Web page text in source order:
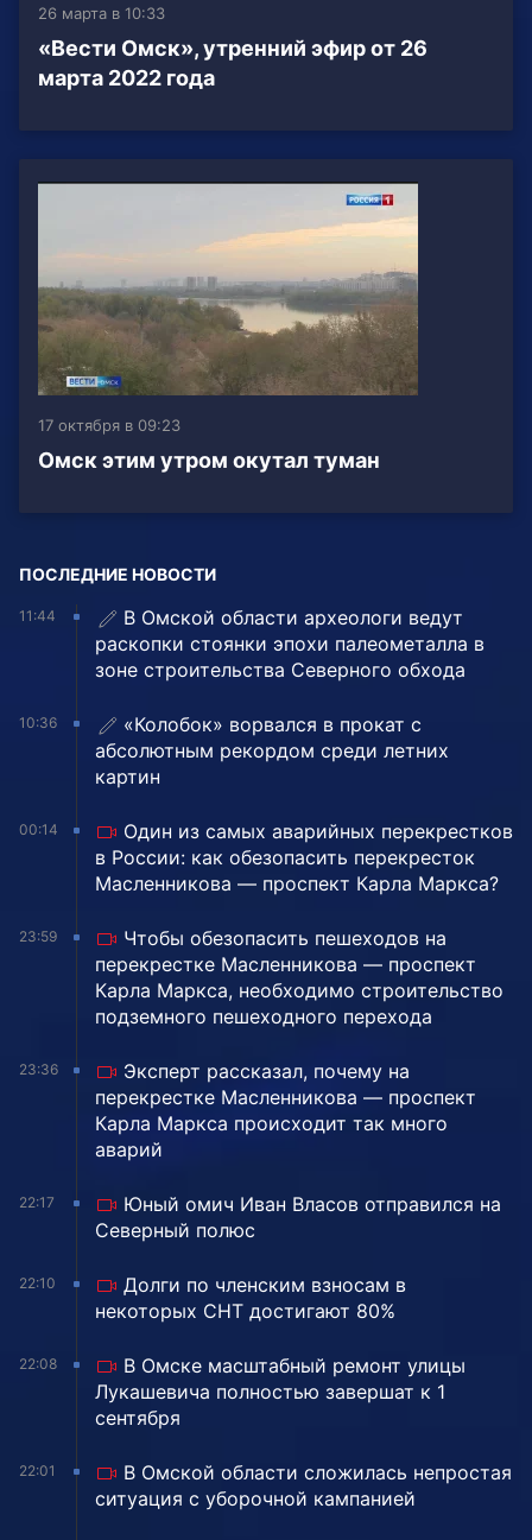
26 марта в 10:33
«Вести Омск», утренний эфир от 26
марта 2022 года
17 октября в 09:23
Омск этим утром окутал туман
ПОСЛЕДНИЕ НОВОСТИ
11:44
В Омской области археологи ведут
раскопки стоянки эпохи палеометалла в
зоне строительства Северного обхода
10:36
«Колобок» ворвался в прокат с
абсолютным рекордом среди летних
картин
00:14
Один из самых аварийных перекрестков
в России: как обезопасить перекресток
Масленникова — проспект Карла Маркса?
23:59
Чтобы обезопасить пешеходов на
перекрестке Масленникова — проспект
Карла Маркса, необходимо строительство
подземного пешеходного перехода
23:36
Эксперт рассказал, почему на
перекрестке Масленникова — проспект
Карла Маркса происходит так много
аварий
22:17
Юный омич Иван Власов отправился на
Северный полюс
22:10
Долги по членским взносам в
некоторых СНТ достигают 80%
22:08
В Омске масштабный ремонт улицы
Лукашевича полностью завершат к 1
сентября
22:01
В Омской области сложилась непростая
ситуация с уборочной кампанией